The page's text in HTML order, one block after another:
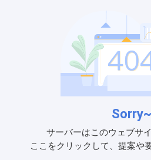
Sorry~
サーバーはこのウェブサ
ここをクリックして、提案や